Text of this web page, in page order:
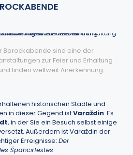
Barockabende sind eine der
zur Feier und Erhaltung
finden weltweit Anerkennung.
historischen Städte und
in dieser Gegend istVaraždin. Es
, in der Sie ein Besuch selbst einige
Außerdem ist Varaždin der
Erreignisse: Der
Špancirfestes.